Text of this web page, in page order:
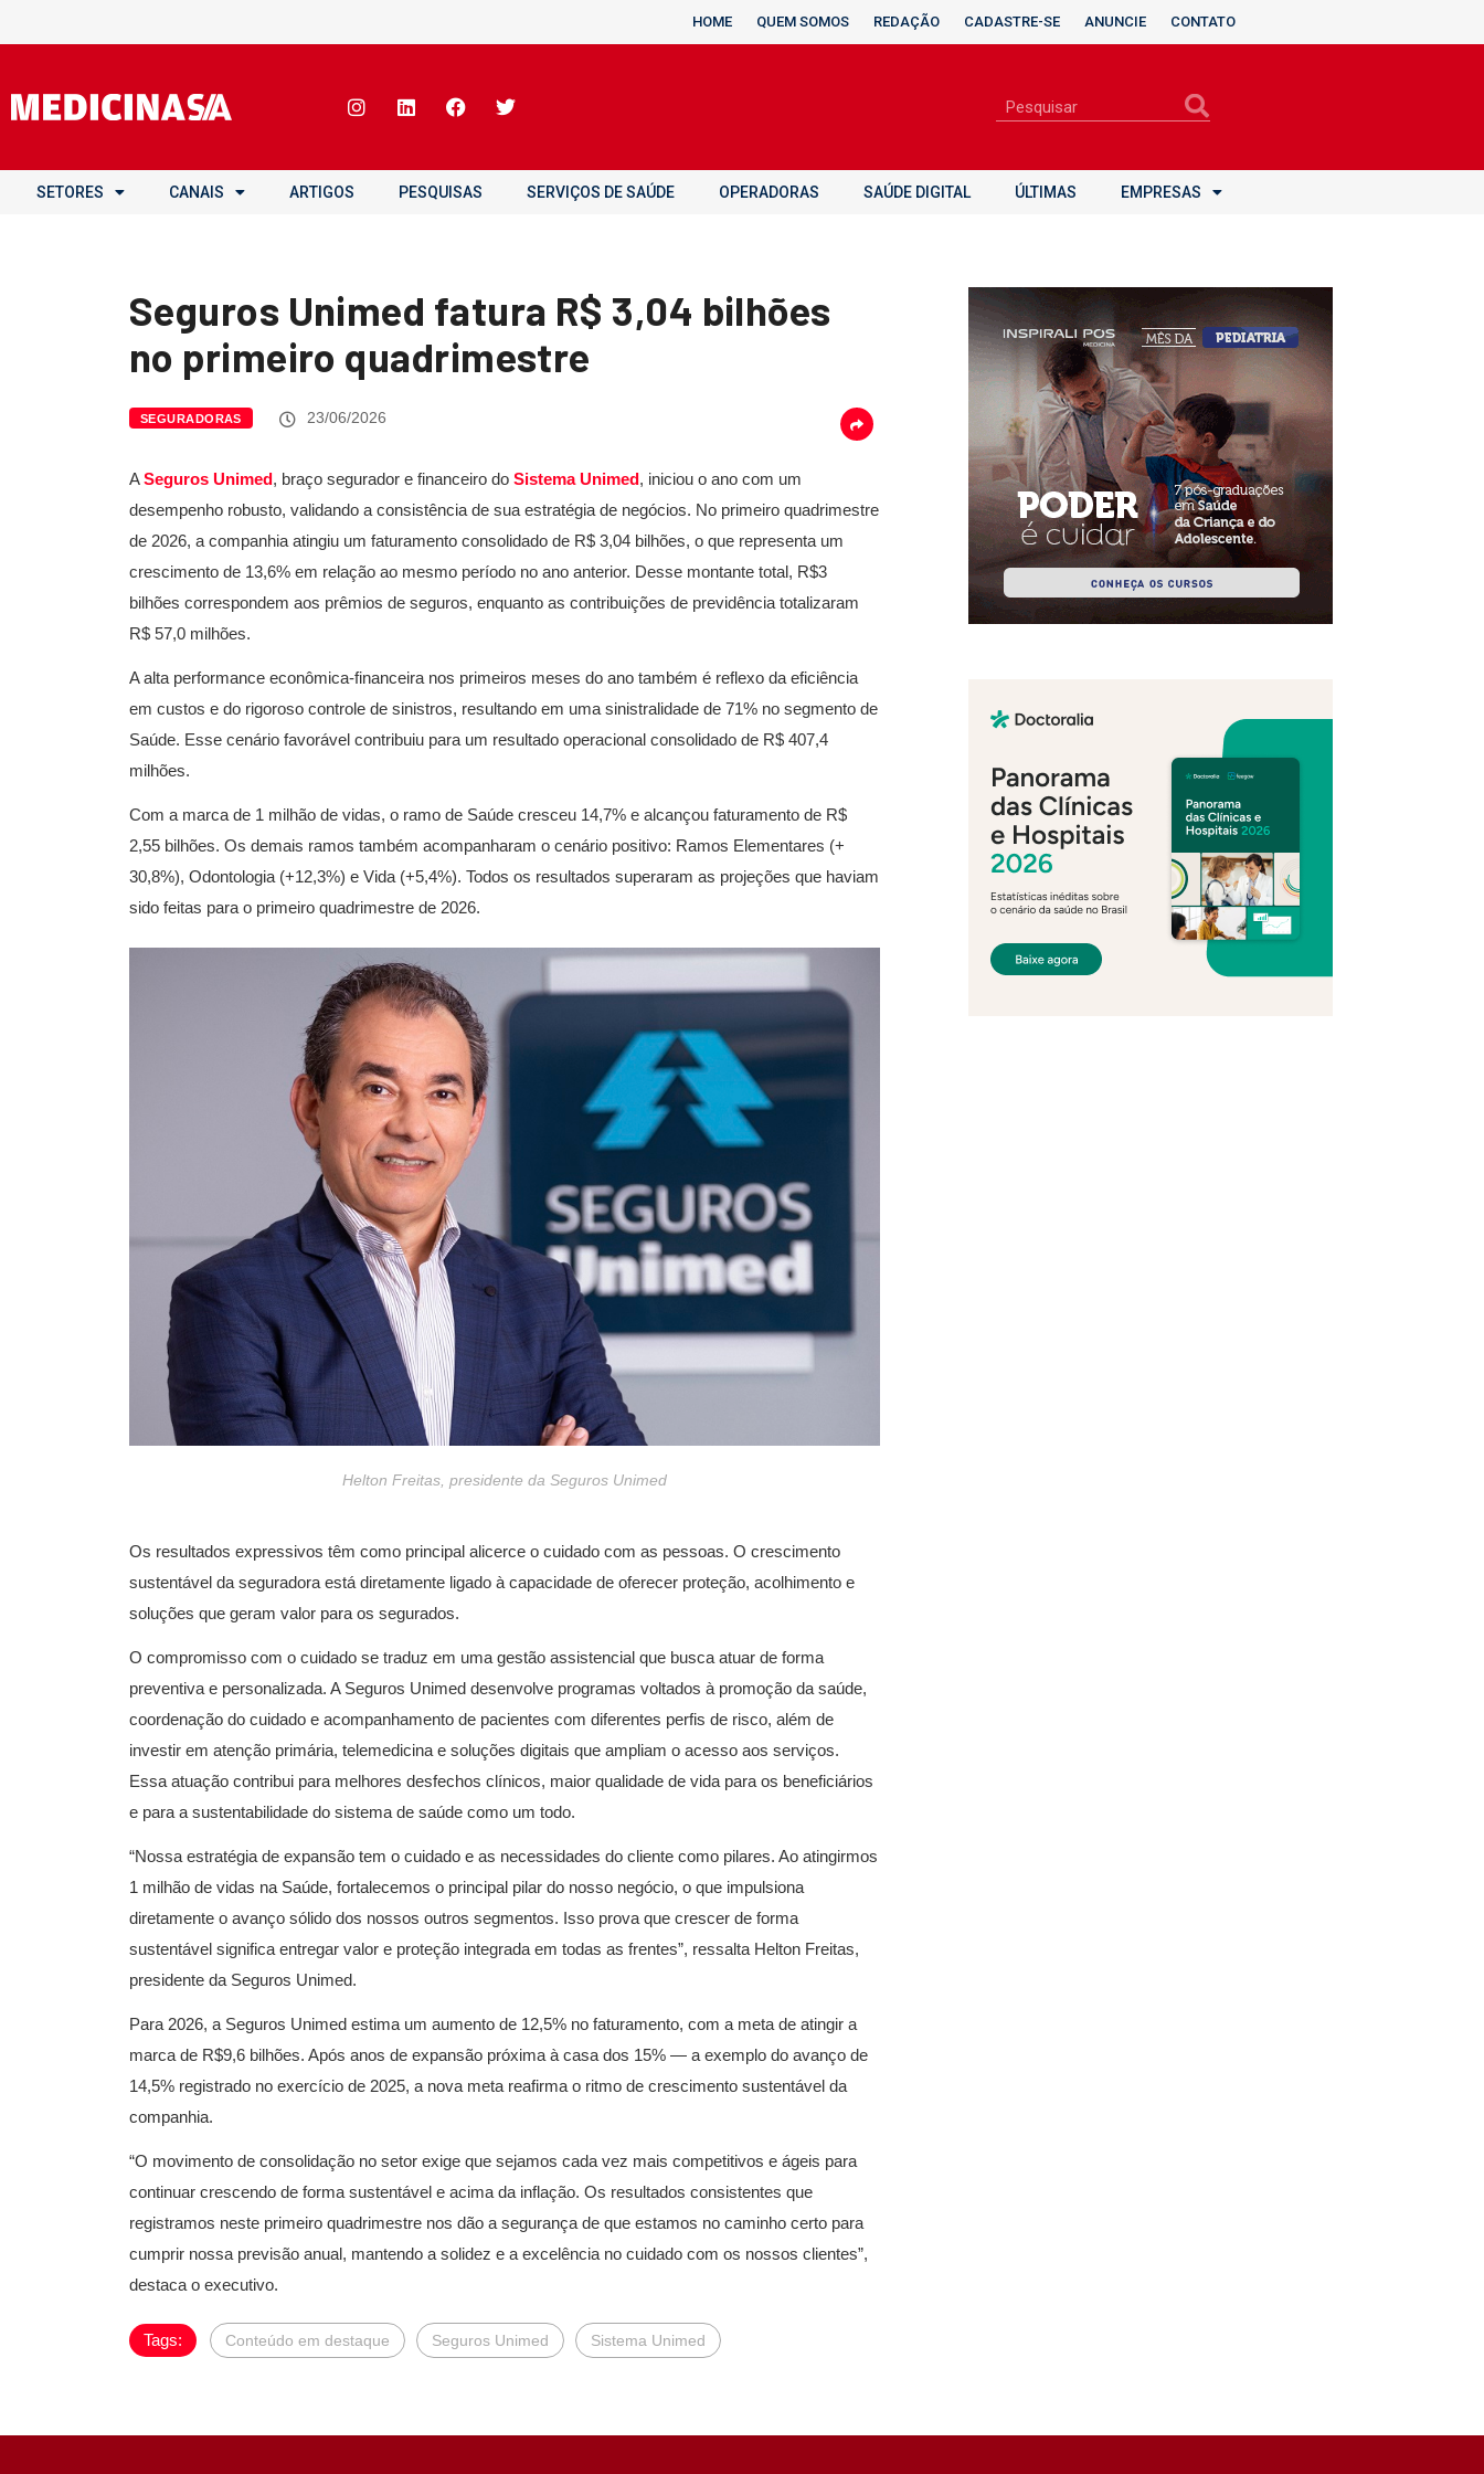
HOME QUEM SOMOS REDAÇÃO CADASTRE-SE ANUNCIE CONTATO
SETORES CANAIS ARTIGOS PESQUISAS SERVIÇOS DE SAÚDE OPERADORAS SAÚDE DIGITAL ÚLTIMAS EMPRESAS
Seguros Unimed fatura R$ 3,04 bilhões
no primeiro quadrimestre
SEGURADORAS 23/06/2026
ASeguros Unimed, braço segurador e financeiro do Sistema Unimed, iniciou o ano com um
desempenho robusto, validando a consistência de sua estratégia de negócios. No primeiro quadrimestre
de 2026, a companhia atingiu um faturamento consolidado de R$ 3,04 bilhões, o que representa um
crescimento de 13,6% em relação ao mesmo período no ano anterior. Desse montante total, R$3
bilhões correspondem aos prêmios de seguros, enquanto as contribuições de previdência totalizaram
R$ 57,0 milhões.
A alta performance econômica-financeira nos primeiros meses do ano também é reflexo da eficiência
em custos e do rigoroso controle de sinistros, resultando em uma sinistralidade de 71% no segmento de
Saúde. Esse cenário favorável contribuiu para um resultado operacional consolidado de R$ 407,4
milhões.
Com a marca de 1 milhão de vidas, o ramo de Saúde cresceu 14,7% e alcançou faturamento de R$
2,55 bilhões. Os demais ramos também acompanharam o cenário positivo: Ramos Elementares (+
30,8%), Odontologia (+12,3%) e Vida (+5,4%). Todos os resultados superaram as projeções que haviam
sido feitas para o primeiro quadrimestre de 2026.
Helton Freitas, presidente da Seguros Unimed
Os resultados expressivos têm como principal alicerce o cuidado com as pessoas. O crescimento
sustentável da seguradora está diretamente ligado à capacidade de oferecer proteção, acolhimento e
soluções que geram valor para os segurados.
O compromisso com o cuidado se traduz em uma gestão assistencial que busca atuar de forma
preventiva e personalizada. A Seguros Unimed desenvolve programas voltados à promoção da saúde,
coordenação do cuidado e acompanhamento de pacientes com diferentes perfis de risco, além de
investir em atenção primária, telemedicina e soluções digitais que ampliam o acesso aos serviços.
Essa atuação contribui para melhores desfechos clínicos, maior qualidade de vida para os beneficiários
e para a sustentabilidade do sistema de saúde como um todo.
“Nossa estratégia de expansão tem o cuidado e as necessidades do cliente como pilares. Ao atingirmos
1 milhão de vidas na Saúde, fortalecemos o principal pilar do nosso negócio, o que impulsiona
diretamente o avanço sólido dos nossos outros segmentos. Isso prova que crescer de forma
sustentável significa entregar valor e proteção integrada em todas as frentes”, ressalta Helton Freitas,
presidente da Seguros Unimed.
Para 2026, a Seguros Unimed estima um aumento de 12,5% no faturamento, com a meta de atingir a
marca de R$9,6 bilhões. Após anos de expansão próxima à casa dos 15% — a exemplo do avanço de
14,5% registrado no exercício de 2025, a nova meta reafirma o ritmo de crescimento sustentável da
companhia.
“O movimento de consolidação no setor exige que sejamos cada vez mais competitivos e ágeis para
continuar crescendo de forma sustentável e acima da inflação. Os resultados consistentes que
registramos neste primeiro quadrimestre nos dão a segurança de que estamos no caminho certo para
cumprir nossa previsão anual, mantendo a solidez e a excelência no cuidado com os nossos clientes”,
destaca o executivo.
Tags: Conteúdo em destaque Seguros Unimed Sistema Unimed